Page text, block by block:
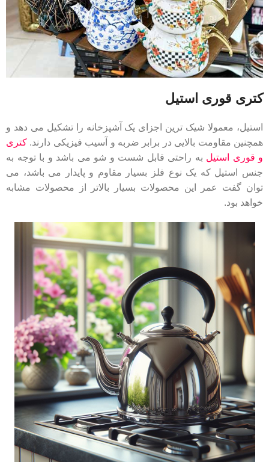
کتری قوری استیل
استیل، معمولا شیک ترین اجزای یک آشپزخانه را تشکیل می دهد و
همچنین مقاومت بالایی در برابر ضربه و آسیب فیزیکی دارند. کتری
و قوری استیل به راحتی قابل شست و شو می باشد و با توجه به
جنس استیل که یک نوع فلز بسیار مقاوم و پایدار می باشد، می
توان گفت عمر این محصولات بسیار بالاتر از محصولات مشابه
خواهد بود.